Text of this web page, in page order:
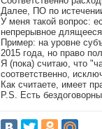
Далее, ПО по
У меня такой вопрос:
непрерывное
Пример: на уровне
2015 года, но право
Я (пока) считаю, что
соответственно,
Как считаете, имеет
P.S. Есть